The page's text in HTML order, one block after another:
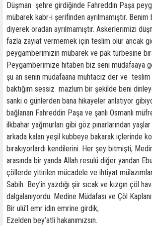
Düşman şehre girdiğinde Fahreddin Paşa
mübarek kabr-i şerifinden ayrılmamıştır. Benim
diyerek oradan ayrılmamıştır. Askerlerimizi
fazla zayiat vermemek için teslim olur ancak
peygamberimizin mübarek ve pak türbesine
Peygamberimize hitaben biz seni müdafaaya
şu an senin müdafaana muhtacız der ve
baktığım sessiz mazlum bir şekilde beni
sanki o günlerden bana hikayeler anlatıyor
bağlanan Fahreddin Paşa ve şanlı Osmanlı
ilkbahar yağmurları gibi göz pınarlarından
arkada kalan yeşil kubbeye bakarak içlerinde
bırakıyorlardı kendilerini. Her şey bitmişti,
arasında bir yanda Allah resulü diğer yandan
çöllerde yitirilen mücadele ve ihtiyat
Sabih Bey’in yazdığı şiir sıcak ve kızgın çöl
dalgalanıyordu. Medine Müdafası ve Çöl
Bir ulü’l emr idin emrine girdik;
Ezelden bey’atli hakanımızsın.